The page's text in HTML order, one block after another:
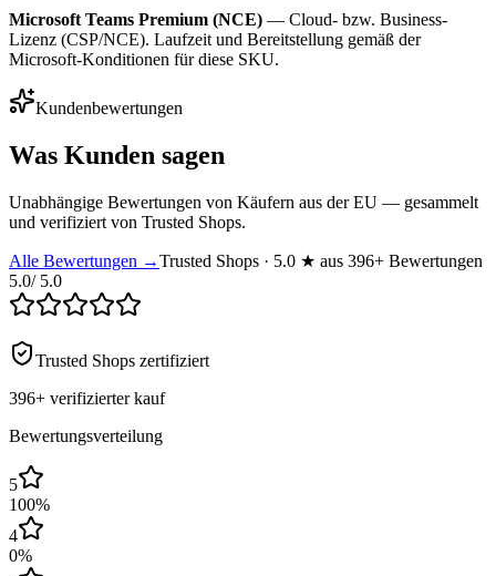
Microsoft Teams Premium (NCE) — Cloud- bzw. Business-
Lizenz (CSP/NCE). Laufzeit und Bereitstellung gemäß der
Microsoft-Konditionen für diese SKU.
Kundenbewertungen
Was Kunden sagen
Unabhängige Bewertungen von Käufern aus der EU — gesammelt
und verifiziert von Trusted Shops.
Alle Bewertungen →Trusted Shops · 5.0 ★ aus 396+ Bewertungen
5.0/ 5.0
Trusted Shops zertifiziert
396+ verifizierter kauf
Bewertungsverteilung
5
100%
4
0%